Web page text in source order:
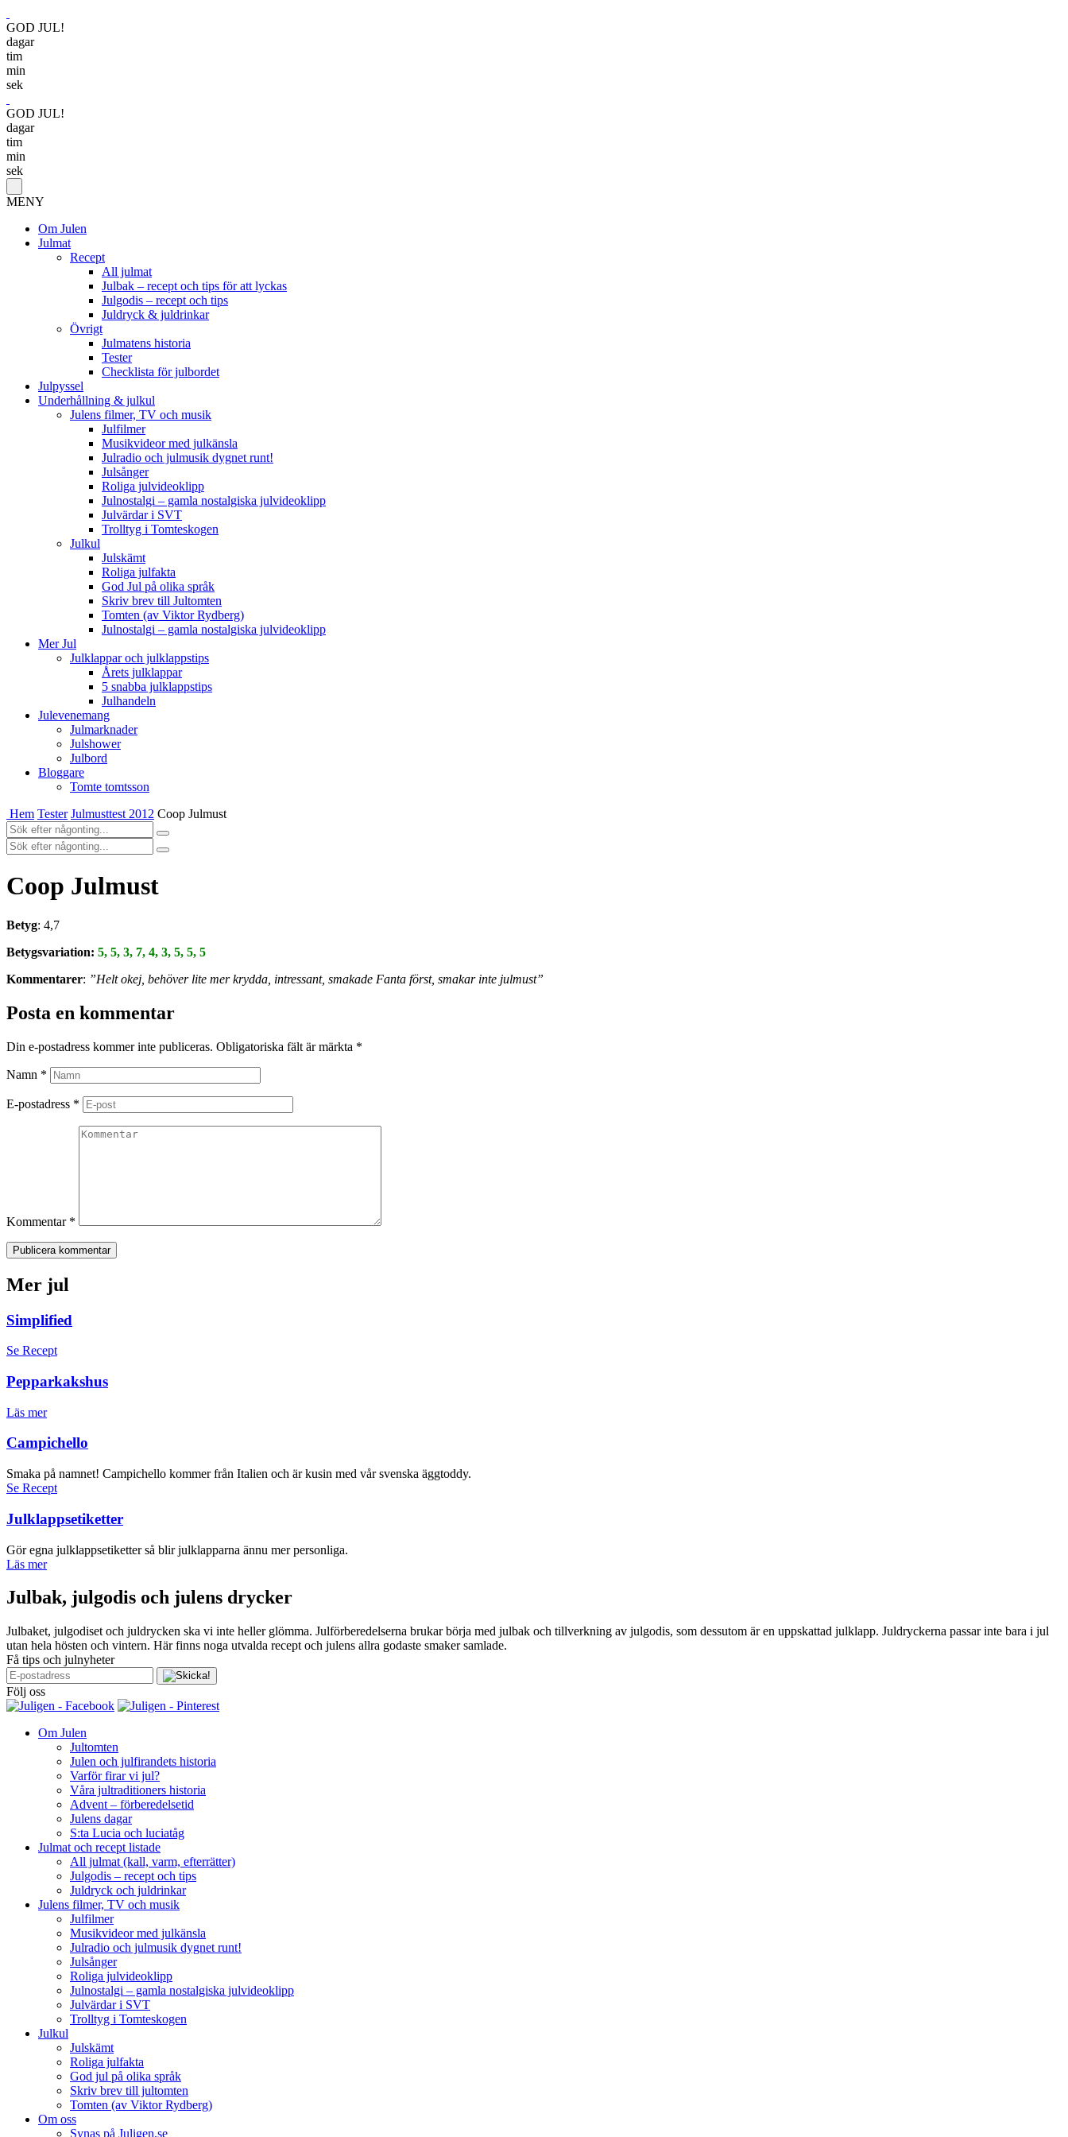
GOD JUL!
dagar
tim
min
sek
GOD JUL!
dagar
tim
min
sek
MENY
Om Julen
Julmat
Recept
All julmat
Julbak – recept och tips för att lyckas
Julgodis – recept och tips
Juldryck & juldrinkar
Övrigt
Julmatens historia
Tester
Checklista för julbordet
Julpyssel
Underhållning & julkul
Julens filmer, TV och musik
Julfilmer
Musikvideor med julkänsla
Julradio och julmusik dygnet runt!
Julsånger
Roliga julvideoklipp
Julnostalgi – gamla nostalgiska julvideoklipp
Julvärdar i SVT
Trolltyg i Tomteskogen
Julkul
Julskämt
Roliga julfakta
God Jul på olika språk
Skriv brev till Jultomten
Tomten (av Viktor Rydberg)
Julnostalgi – gamla nostalgiska julvideoklipp
Mer Jul
Julklappar och julklappstips
Årets julklappar
5 snabba julklappstips
Julhandeln
Julevenemang
Julmarknader
Julshower
Julbord
Bloggare
Tomte tomtsson
Hem Tester Julmusttest 2012 Coop Julmust
Coop Julmust
Betyg: 4,7
Betygsvariation: 5, 5, 3, 7, 4, 3, 5, 5, 5
Kommentarer: ”Helt okej, behöver lite mer krydda, intressant, smakade Fanta först, smakar inte julmust”
Posta en kommentar
Din e-postadress kommer inte publiceras. Obligatoriska fält är märkta *
Namn *
E-postadress *
Kommentar *
Publicera kommentar
Mer jul
Simplified
Se Recept
Pepparkakshus
Läs mer
Campichello
Smaka på namnet! Campichello kommer från Italien och är kusin med vår svenska äggtoddy.
Se Recept
Julklappsetiketter
Gör egna julklappsetiketter så blir julklapparna ännu mer personliga.
Läs mer
Julbak, julgodis och julens drycker
Julbaket, julgodiset och juldrycken ska vi inte heller glömma. Julförberedelserna brukar börja med julbak och tillverkning av julgodis, som dessutom är en uppskattad julklapp. Juldryckerna passar inte bara i jul
utan hela hösten och vintern. Här finns noga utvalda recept och julens allra godaste smaker samlade.
Få tips och julnyheter
Följ oss
Om Julen
Jultomten
Julen och julfirandets historia
Varför firar vi jul?
Våra jultraditioners historia
Advent – förberedelsetid
Julens dagar
S:ta Lucia och luciatåg
Julmat och recept listade
All julmat (kall, varm, efterrätter)
Julgodis – recept och tips
Juldryck och juldrinkar
Julens filmer, TV och musik
Julfilmer
Musikvideor med julkänsla
Julradio och julmusik dygnet runt!
Julsånger
Roliga julvideoklipp
Julnostalgi – gamla nostalgiska julvideoklipp
Julvärdar i SVT
Trolltyg i Tomteskogen
Julkul
Julskämt
Roliga julfakta
God jul på olika språk
Skriv brev till jultomten
Tomten (av Viktor Rydberg)
Om oss
Synas på Juligen.se